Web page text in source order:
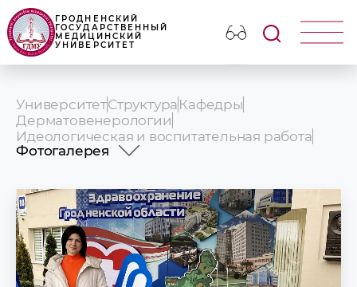
ГРОДНЕНСКИЙ
ГОСУДАРСТВЕННЫЙ
МЕДИЦИНСКИЙ
УНИВЕРСИТЕТ
УниверситетСтруктура Кафедры
Дерматовенерологии
Идеологическая и воспитательная работа
Фотогалерея
Фотогалерея